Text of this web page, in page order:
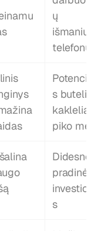
ų
išmaniųjų
telefonų
s butelio
kakleliai
piko
Didesnės
pradinės
s